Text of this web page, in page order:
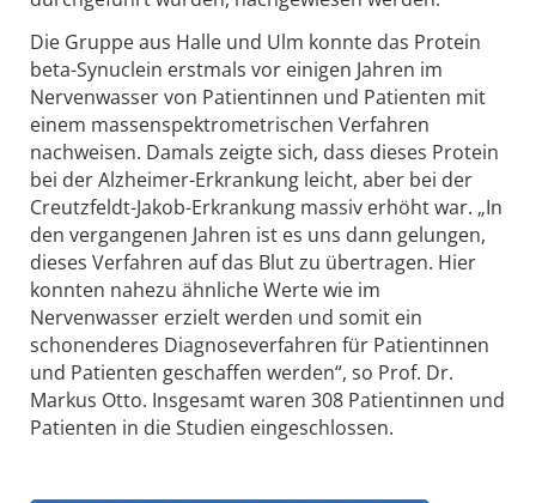
Die Gruppe aus Halle und Ulm konnte das Protein
beta-Synuclein erstmals vor einigen Jahren im
Nervenwasser von Patientinnen und Patienten mit
einem massenspektrometrischen Verfahren
nachweisen. Damals zeigte sich, dass dieses Protein
bei der Alzheimer-Erkrankung leicht, aber bei der
Creutzfeldt-Jakob-Erkrankung massiv erhöht war. „In
den vergangenen Jahren ist es uns dann gelungen,
dieses Verfahren auf das Blut zu übertragen. Hier
konnten nahezu ähnliche Werte wie im
Nervenwasser erzielt werden und somit ein
schonenderes Diagnoseverfahren für Patientinnen
und Patienten geschaffen werden“, so Prof. Dr.
Markus Otto. Insgesamt waren 308 Patientinnen und
Patienten in die Studien eingeschlossen.